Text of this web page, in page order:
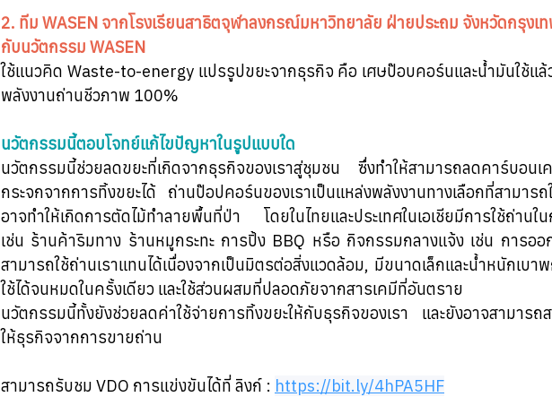
2. ทีม WASEN จากโรงเรียนสาธิตจุฬาลงกรณ์มหาวิทยาลัย ฝ่ายประถม จังหวัดกรุงเ
กับนวัตกรรม WASEN
ใช้แนวคิด Waste-to-energy แปรรูปขยะจากธุรกิจ คือ เศษป๊อบคอร์นและน้ำมันใช้แ
พลังงานถ่านชีวภาพ 100%
นวัตกรรมนี้ตอบโจทย์แก้ไขปัญหาในรูปแบบใด
นวัตกรรมนี้ช่วยลดขยะที่เกิดจากธุรกิจของเราสู่ชุมชน ซึ่งทำให้สามารถลดคาร์บอนเ
กระจกจากการทิ้งขยะได้ ถ่านป๊อปคอร์นของเราเป็นแหล่งพลังงานทางเลือกที่สามาร
อาจทำให้เกิดการตัดไม้ทำลายพื้นที่ป่า โดยในไทยและประเทศในเอเชียมีการใช้ถ่านใ
เช่น ร้านค้าริมทาง ร้านหมูกระทะ การปิ้ง BBQ หรือ กิจกรรมกลางแจ้ง เช่น การอ
สามารถใช้ถ่านเราแทนได้เนื่องจากเป็นมิตรต่อสิ่งแวดล้อม, มีขนาดเล็กและน้ำหนักเบา
ใช้ได้จนหมดในครั้งเดียว และใช้ส่วนผสมที่ปลอดภัยจากสารเคมีที่อันตราย
นวัตกรรมนี้ทั้งยังช่วยลดค่าใช้จ่ายการทิ้งขยะให้กับธุรกิจของเรา และยังอาจสามารถ
ให้ธุรกิจจากการขายถ่าน
สามารถรับชม VDO การแข่งขันได้ที่ ลิงก์ : https://bit.ly/4hPA5HF